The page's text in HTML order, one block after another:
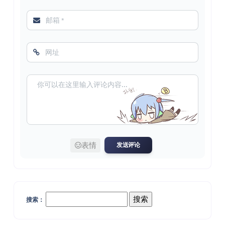
表情 发送评论
搜索：